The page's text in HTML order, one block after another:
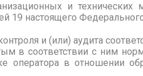
и технических
19 настоящего
и (или) аудита
в соответствии с ним
оператора в отношении